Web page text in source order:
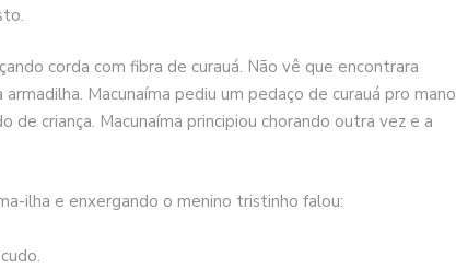
corda com fibra de curauá. Não vê que encontrara
Macunaíma pediu um pedaço de curauá pro mano
de criança. Macunaíma principiou chorando outra vez e a
ilha e enxergando o menino tristinho falou: